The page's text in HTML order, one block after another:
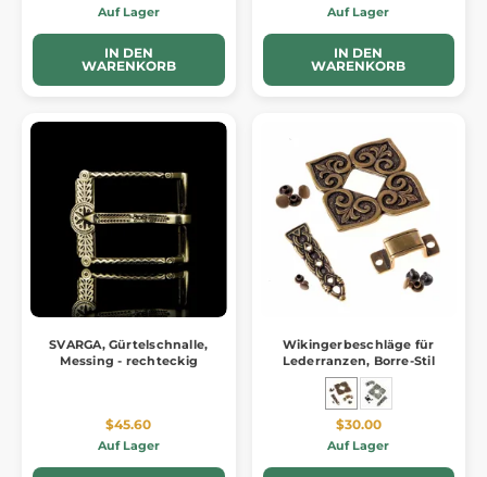
Auf Lager
IN DEN
WARENKORB
Auf Lager
IN DEN
WARENKORB
SVARGA, Gürtelschnalle,
Messing - rechteckig
$45.60
Auf Lager
Wikingerbeschläge für
Lederranzen, Borre-Stil
$30.00
Auf Lager